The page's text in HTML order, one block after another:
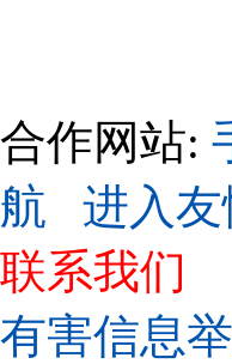
合作网站:
航
进入
联系我们
有害信息